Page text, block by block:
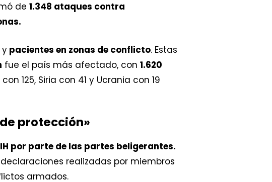
de 1.348 ataques contra
y pacientes en zonas de conflicto. Estas
fue el país más afectado, con 1.620
125, Siria con 41 y Ucrania con 19
protección»
por parte de las partes beligerantes.
realizadas por miembros
armados.